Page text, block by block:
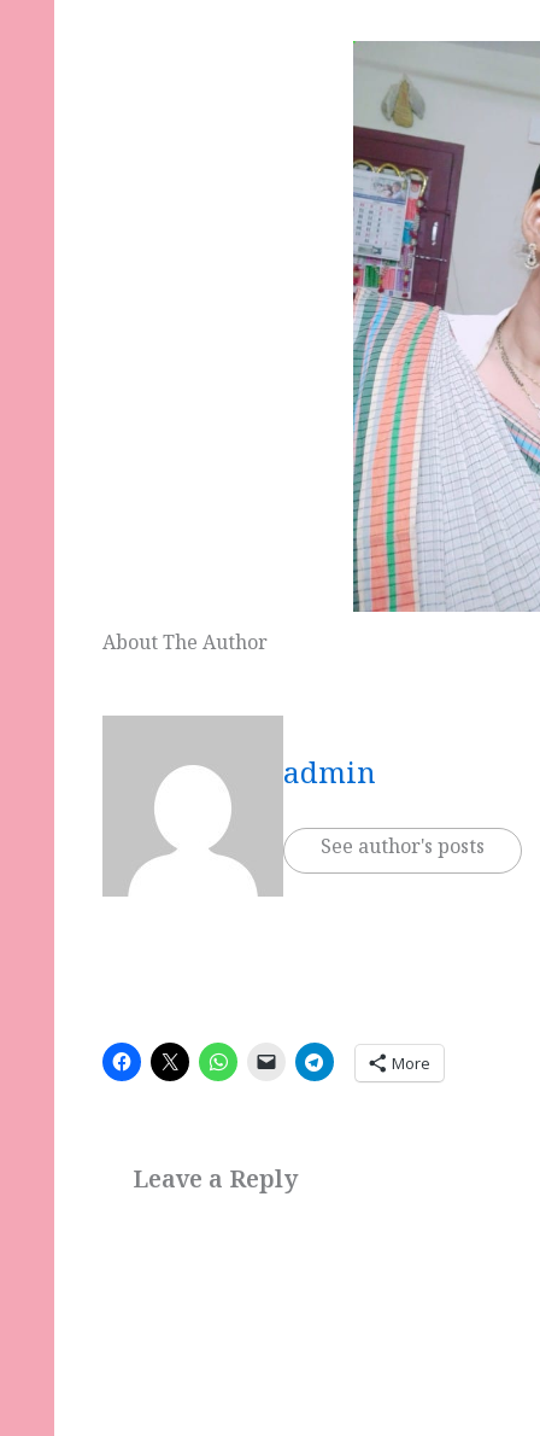
About The Author
admin
See author's posts
More
Leave a Reply